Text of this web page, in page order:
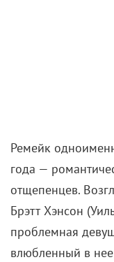
Ремейк
года —
отщепенцев.
Брэтт Хэнсон
проблемная
влюбленный в